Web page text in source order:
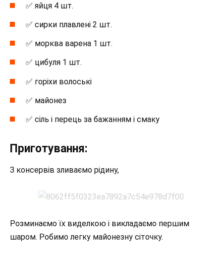
✅ яйця 4 шт.
✅ сирки плавлені 2 шт.
✅ морква варена 1 шт.
✅ цибуля 1 шт.
✅ горіхи волоські
✅ майонез
✅ сіль і перець за бажанням і смаку
Приготування:
З консервів зливаємо рідину,
Розминаємо їх виделкою і викладаємо першим
шаром. Робимо легку майонезну сіточку.